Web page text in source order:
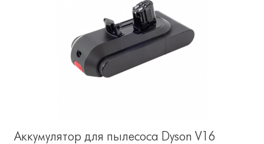
Аккумулятор для пылесоса Dyson V16